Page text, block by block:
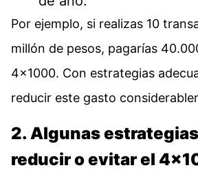
Por ejemplo, si realizas 10
millón de pesos, pagarías
4×1000. Con estrategias
reducir este gasto
2. Algunas
reducir o evitar el